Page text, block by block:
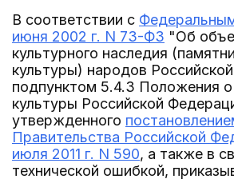
В соответствии с
июня 2002 г. N 73-ФЗ "Об
культурного наследия
культуры) народов
подпунктом 5.4.3 Положения
культуры Российской
утвержденного
Правительства Российской
июля 2011 г. N 590, а также в
технической ошибкой,